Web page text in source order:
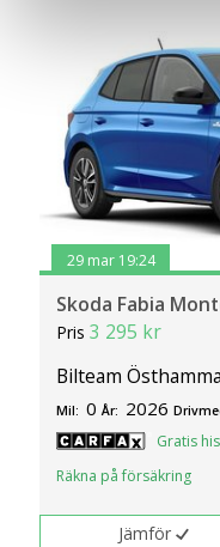
dig relevanta tips,
att klicka på Tillåt alla
cookies och
information om din
partners. För att
klickar du på
inställningar för
29 mar 19:24
Skoda Fabia
Pris3 295 kr
Bilteam
Mil: 0 År: 2026
Gratis
Räkna på försäkring
Jämför